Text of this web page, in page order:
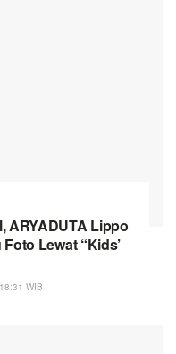
ARYADUTA Lippo
Lewat “Kids’
WIB